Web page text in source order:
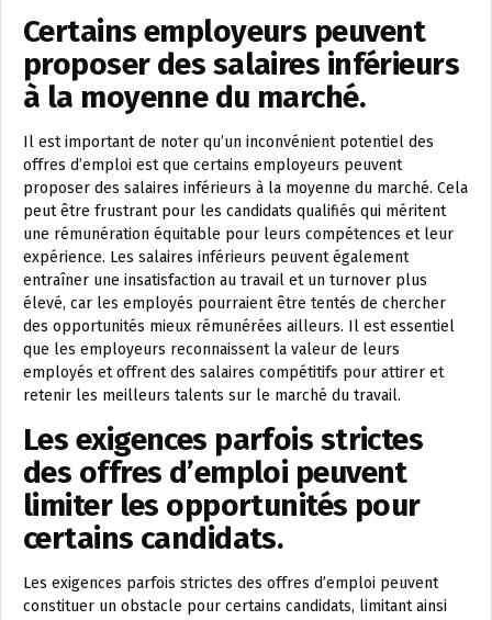
Certains employeurs peuvent
proposer des salaires inférieurs
à la moyenne du marché.
Il est important de noter qu’un inconvénient potentiel des
offres d’emploi est que certains employeurs peuvent
proposer des salaires inférieurs à la moyenne du marché. Cela
peut être frustrant pour les candidats qualifiés qui méritent
une rémunération équitable pour leurs compétences et leur
expérience. Les salaires inférieurs peuvent également
entraîner une insatisfaction au travail et un turnover plus
élevé, car les employés pourraient être tentés de chercher
des opportunités mieux rémunérées ailleurs. Il est essentiel
que les employeurs reconnaissent la valeur de leurs
employés et offrent des salaires compétitifs pour attirer et
retenir les meilleurs talents sur le marché du travail.
Les exigences parfois strictes
des offres d’emploi peuvent
limiter les opportunités pour
certains candidats.
Les exigences parfois strictes des offres d’emploi peuvent
constituer un obstacle pour certains candidats, limitant ainsi